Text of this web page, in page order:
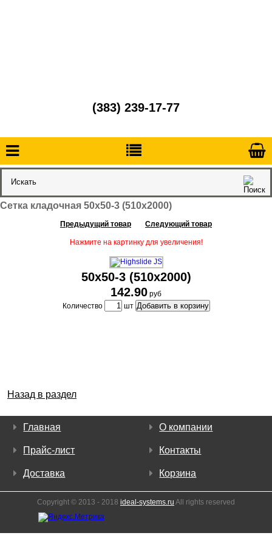
(383) 239-17-77
Сетка кладочная 50х50-3 (510х2000)
Предыдущий товар Следующий товар
Нажмите на картинку для увеличения!
50х50-3 (510х2000)
142.90 руб
Количество
шт Добавить в корзину
Назад в раздел
Главная О компании
Прайс-лист Контакты
Доставка Корзина
Copyright © 2013 - 2018 ideal-systems.ru All rights reserved